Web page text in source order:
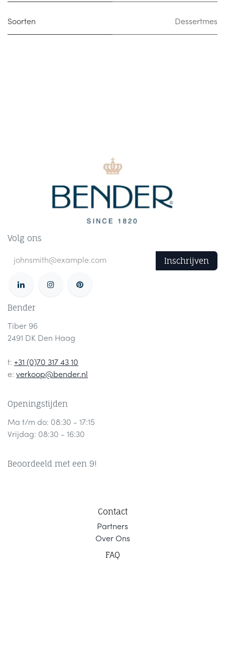
Soorten Dessertmes
Volg ons
Inschrijven
Bender
Tiber 96
2491 DK Den Haag
t: +31 (0)70 317 43 10
e: verkoop@bender.nl
Openingstijden
Ma t/m do: 08:30 - 17:15
Vrijdag: 08:30 - 16:30
Beoordeeld met een 9!
Contact
Partners
Over Ons
FAQ